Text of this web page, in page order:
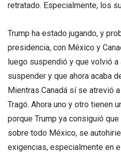
retratado. Especialmente, los
Trump ha estado jugando, y
presidencia, con México y
luego suspendió y que volvió a
suspender y que ahora acaba
Mientras Canadá sí se atrevió
Tragó. Ahora uno y otro tienen
porque Trump ya consiguió
sobre todo México, se
exigencias, especialmente en